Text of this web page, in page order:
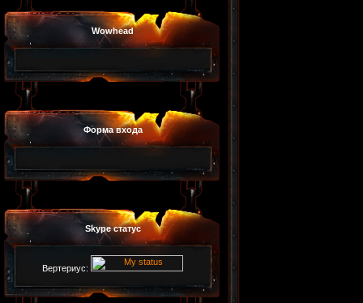
Wowhead
Форма входа
Skype статус
Вертериус: